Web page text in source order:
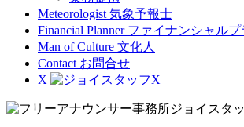
Meteorologist 気象予報士
Financial Planner ファイナンシャルプ
Man of Culture 文化人
Contact お問合せ
X